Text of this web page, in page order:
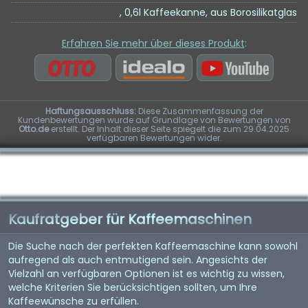
, 0,6l Kaffeekanne, aus Borosilikatglas
Erfahren Sie mehr über dieses Produkt:
Haftungsausschluss:Diese Zusammenfassung der
Kundenbewertungen wurde auf Grundlage von Bewertungen von
Otto.deerstellt. Der Inhalt dieser Seite spiegelt die zum 29.04.2025
verfügbaren Bewertungen wider.
Kaufratgeber für Kaffeemaschinen
Die Suche nach der perfekten Kaffeemaschine kann sowohl
aufregend als auch entmutigend sein. Angesichts der
Vielzahl an verfügbaren Optionen ist es wichtig zu wissen,
welche Kriterien Sie berücksichtigen sollten, um Ihre
Kaffeewünsche zu erfüllen.